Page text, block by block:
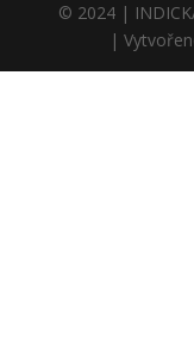
© 2024 |
|